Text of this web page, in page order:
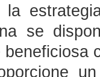
la
se
beneficiosa